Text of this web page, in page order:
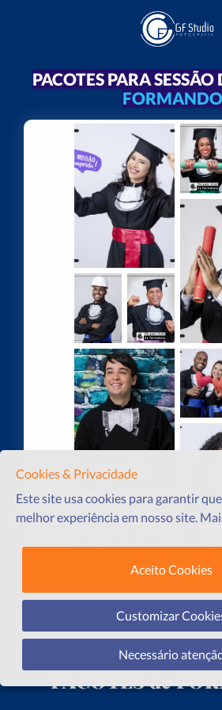
PACOTES PARA SESSÃO
Agora que você
clientes, conheça os
PACOTES de
Cookies & Privacidade
Este site usa cookies para garantir
melhor experiência em nosso site.
Aceito Cookies
Customizar
Necessário